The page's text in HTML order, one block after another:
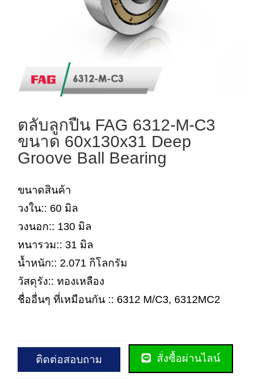
ตลับลูกปืน FAG 6312-M-C3
ขนาด 60x130x31 Deep
Groove Ball Bearing
ขนาดสินค้า
วงใน:: 60 มิล
วงนอก:: 130 มิล
หนารวม:: 31 มิล
น้ำหนัก:: 2.071 กิโลกรัม
วัสดุรัง:: ทองเหลือง
ชื่ออื่นๆ ที่เหมือนกัน :: 6312 M/C3, 6312MC2
ติดต่อสอบถาม สั่งซื้อผ่านไลน์